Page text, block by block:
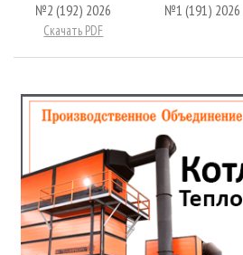
№2 (192) 2026
Скачать PDF
№1 (191) 2026